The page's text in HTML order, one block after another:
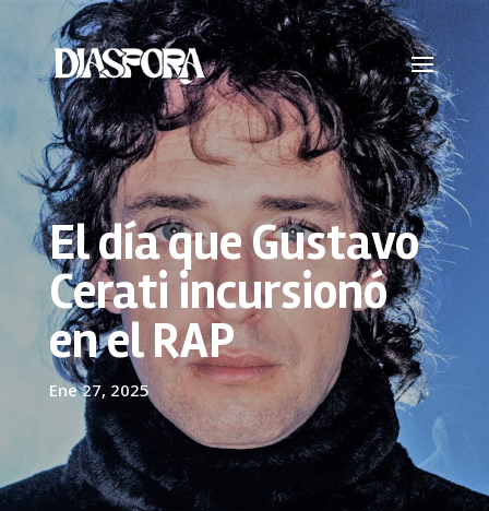
El día que Gustavo
Cerati incursionó
en el RAP
Ene 27, 2025